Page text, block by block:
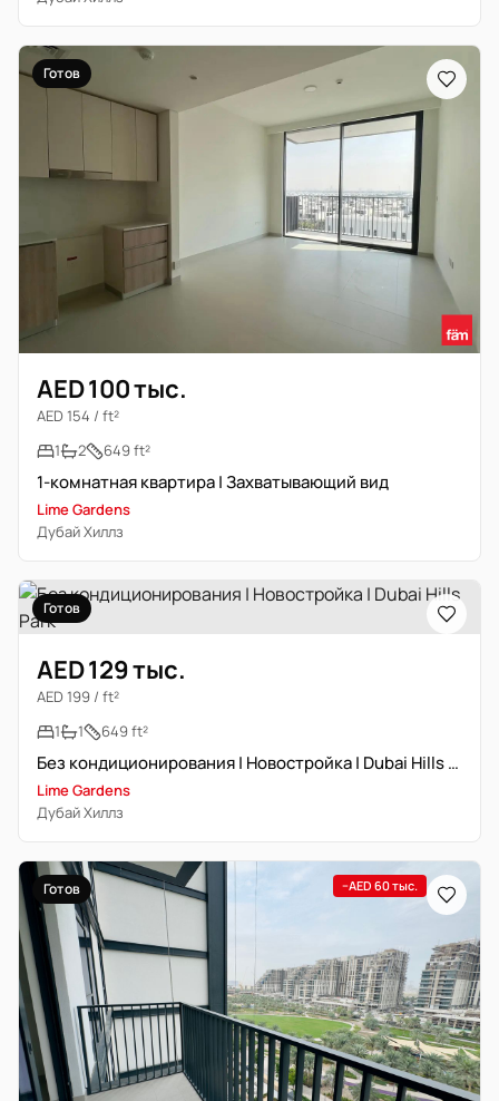
Готов
AED 100 тыс.
AED 154 / ft²
1
2 649 ft²
1-комнатная квартира | Захватывающий вид
Lime Gardens
Дубай Хиллз
Готов
AED 129 тыс.
AED 199 / ft²
1
1 649 ft²
Без кондиционирования | Новостройка | Dubai Hills Park
Lime Gardens
Дубай Хиллз
Готов −AED 60 тыс.